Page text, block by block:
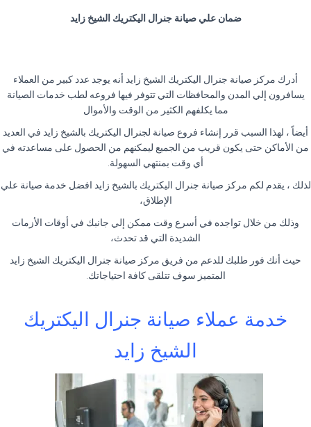
ضمان علي صيانة جنرال اليكتريك الشيخ زايد
أدرك مركز صيانة جنرال اليكتريك الشيخ زايد أنه يوجد عدد كبير من العملاء
يسافرون إلي المدن والمحافظات التي تتوفر فيها فروعه لطب خدمات الصيانة
مما يكلفهم الكثير من الوقت والأموال
أيضاً ، لهذا السبب قرر إنشاء فروع صيانة لجنرال اليكتريك بالشيخ زايد في العديد
من الأماكن حتى يكون قريب من الجميع ليمكنهم من الحصول على مساعدته في
أي وقت بمنتهي السهولة
لذلك ، يقدم لكم مركز صيانة جنرال اليكتريك بالشيخ زايد افضل خدمة صيانة علي
الإطلاق،
وذلك من خلال تواجده في أسرع وقت ممكن إلي جانبك في أوقات الأزمات
الشديدة التي قد تحدث،
حيث أنك فور طلبك للدعم من فريق مركز صيانة جنرال اليكتريك الشيخ زايد
المتميز سوف تتلقى كافة احتياجاتك
خدمة عملاء صيانة جنرال اليكتريك
الشيخ زايد